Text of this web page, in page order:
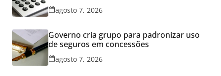
agosto 7, 2026
Governo cria grupo para padronizar uso
de seguros em concessões
agosto 7, 2026